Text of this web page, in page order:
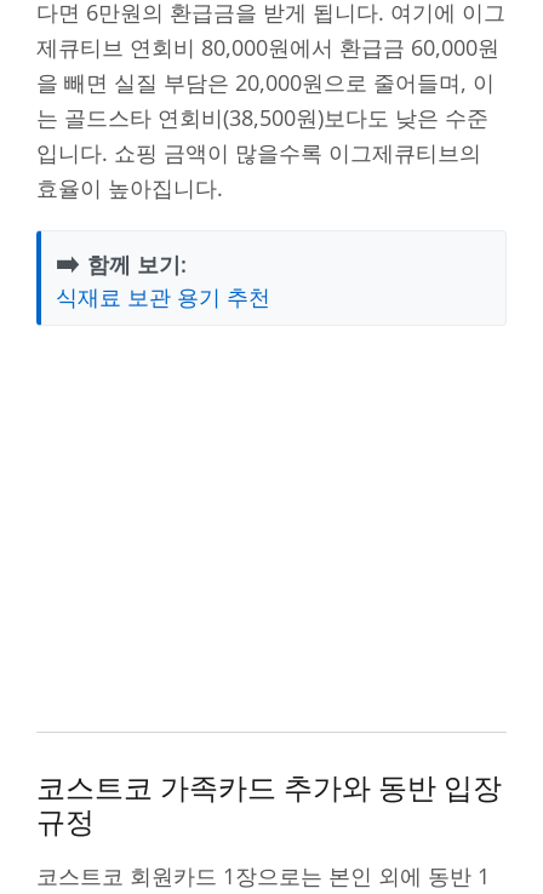
다면 6만원의 환급금을 받게 됩니다. 여기에 이그
제큐티브 연회비 80,000원에서 환급금 60,000원
을 빼면 실질 부담은 20,000원으로 줄어들며, 이
는 골드스타 연회비(38,500원)보다도 낮은 수준
입니다. 쇼핑 금액이 많을수록 이그제큐티브의
효율이 높아집니다.
➡️ 함께 보기:
식재료 보관 용기 추천
코스트코 가족카드 추가와 동반 입장
규정
코스트코 회원카드 1장으로는 본인 외에 동반 1